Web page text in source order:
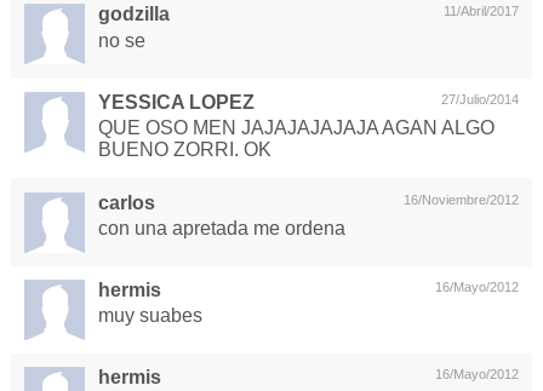
11/Abril/2017
godzilla
no se
27/Julio/2014
YESSICA LOPEZ
QUE OSO MEN JAJAJAJAJAJA AGAN ALGO
BUENO ZORRI. OK
16/Noviembre/2012
carlos
con una apretada me ordena
16/Mayo/2012
hermis
muy suabes
16/Mayo/2012
hermis